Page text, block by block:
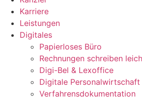
Karriere
Leistungen
Digitales
Papierloses Büro
Rechnungen schreiben
Digi-Bel & Lexoffice
Digitale Personalwirtschaft
Verfahrensdokumentation